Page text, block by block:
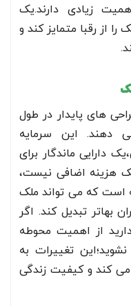
زیادی دارند.یک
از رقبا متمایز کند و
های پایدار در طول
دهند. این سرمایه
دارایی ماندگار برای
هزینه اضافی نیست،
است که می تواند ملک
بهاتر تبدیل کند. اگر
از اهمیت محوطه
تغییرات به
کند و کیفیت زندگی